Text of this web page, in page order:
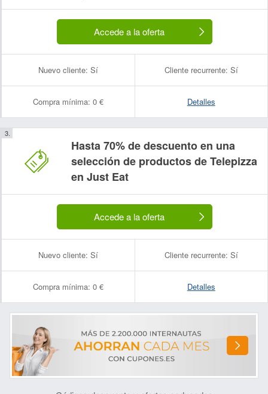
Accede a la oferta
Nuevo cliente: Sí Cliente recurrente: Sí
Compra mínima: 0 € Detalles
Hasta 70% de descuento en una
selección de productos de Telepizza
en Just Eat
Accede a la oferta
Nuevo cliente: Sí Cliente recurrente: Sí
Compra mínima: 0 € Detalles